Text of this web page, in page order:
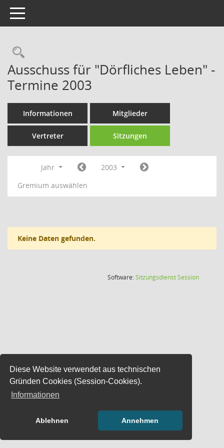
Diese Website verwendet aus technischen
Gründen Cookies (Session-Cookies).
Informationen
Ablehnen Annehmen
Toggle navigation
Rechercheauswahl
Ausschuss für "Dörfliches Leben" -
Termine 2003
Informationen Mitglieder
Vertreter Sitzungen
Jahr
2003
Gremium auswählen
Keine Daten gefunden.
Software:SitzungsdienstSession(Wird in